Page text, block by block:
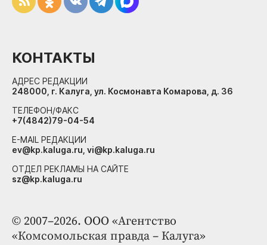
© 2007–2026. ООО «Агентство
«Комсомольская правда – Калуга»
КОНТАКТЫ
АДРЕС РЕДАКЦИИ
248000, г. Калуга, ул. Космонавта Комарова, д. 36
ТЕЛЕФОН/ФАКС
+7(4842)79-04-54
E-MAIL РЕДАКЦИИ
ev@kp.kaluga.ru, vi@kp.kaluga.ru
ОТДЕЛ РЕКЛАМЫ НА САЙТЕ
sz@kp.kaluga.ru